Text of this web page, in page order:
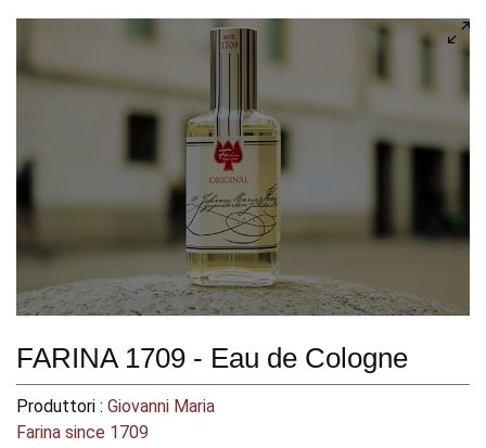
FARINA 1709 - Eau de Cologne
Produttori : Giovanni Maria
Farina since 1709